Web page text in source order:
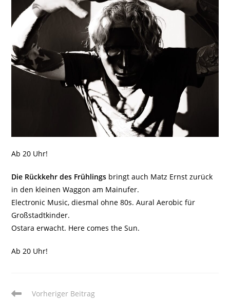
Ab 20 Uhr!
Die Rückkehr des Frühlings bringt auch Matz Ernst zurück
in den kleinen Waggon am Mainufer.
Electronic Music, diesmal ohne 80s. Aural Aerobic für
Großstadtkinder.
Ostara erwacht. Here comes the Sun.
Ab 20 Uhr!
WeitereVorheriger Beitrag